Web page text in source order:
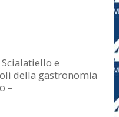
e
della gastronomia
–